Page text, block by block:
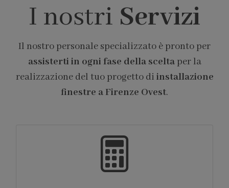
I nostri Servizi
Il nostro personale specializzato è pronto per
assisterti in ogni fase della sceltaper la
realizzazione del tuo progetto di installazione
finestre a Firenze Ovest.